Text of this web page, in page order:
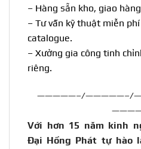
– Hàng sẵn kho, giao
– Tư vấn kỹ thuật miễn
catalogue.
– Xưởng gia công tinh
riêng.
—————–/—————–/
Với hơn 15 năm kinh
Đại Hồng Phát tự hào